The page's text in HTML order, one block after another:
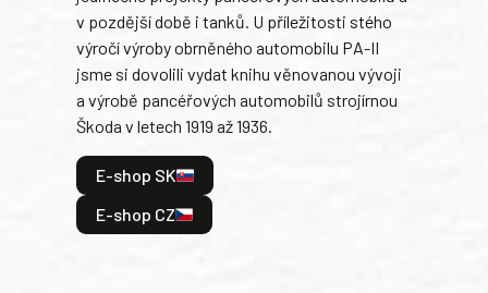
v pozdější době i tanků. U příležitosti stého
výročí výroby obrněného automobilu PA-II
jsme si dovolili vydat knihu věnovanou vývoji
a výrobě pancéřových automobilů strojírnou
Škoda v letech 1919 až 1936.
E-shop SK
E-shop CZ